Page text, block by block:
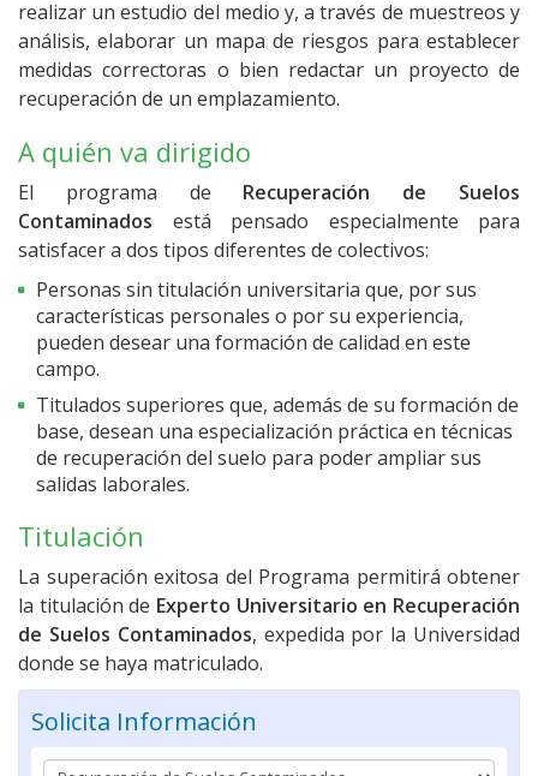
realizar un estudio del medio y, a través de muestreos y
análisis, elaborar un mapa de riesgos para establecer
medidas correctoras o bien redactar un proyecto de
recuperación de un emplazamiento.
A quién va dirigido
El programa de Recuperación de Suelos
Contaminados está pensado especialmente para
satisfacer a dos tipos diferentes de colectivos:
Personas sin titulación universitaria que, por sus
características personales o por su experiencia,
pueden desear una formación de calidad en este
campo.
Titulados superiores que, además de su formación de
base, desean una especialización práctica en técnicas
de recuperación del suelo para poder ampliar sus
salidas laborales.
Titulación
La superación exitosa del Programa permitirá obtener
la titulación de Experto Universitario en Recuperación
de Suelos Contaminados, expedida por la Universidad
donde se haya matriculado.
Solicita Información